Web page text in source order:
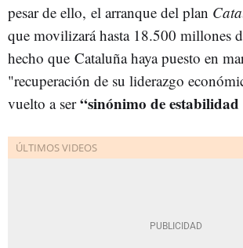
pesar de ello, el arranque del plan
que movilizará hasta 18.500 millones
hecho que Cataluña haya puesto en
"recuperación de su liderazgo
vuelto a ser“sinónimo de